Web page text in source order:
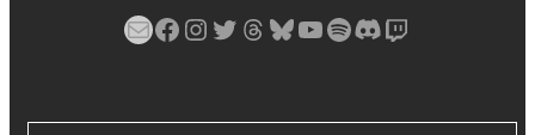
Mail Facebook Instagram Twitter Threads Bluesky YouTube Spotify Discord Twitch